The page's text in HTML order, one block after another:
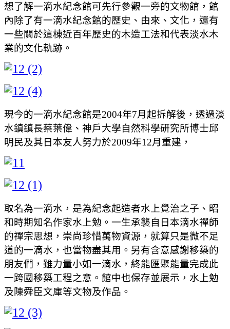
想了解一滴水紀念館可先行參觀一旁的文物館，館
內除了有一滴水紀念館的歷史、由來、文化，還有
一些關於這棟近百年歷史的木造工法和代表淡水木
業的文化軌跡。
現今的一滴水紀念館是2004年7月起拆解後，透過淡
水鎮鎮長蔡葉偉、神戶大學自然科學研究所博士邱
明民及其日本友人努力於2009年12月重建，
取名為一滴水，是為紀念起造者水上覺治之子、昭
和時期知名作家水上勉。一生承襲自日本滴水禪師
的禪宗思想，崇尚珍惜萬物資源，就算只是微不足
道的一滴水，也當物盡其用。另有含意感謝移築的
朋友們，雖力量小如一滴水，終能匯聚能量完成此
一跨國移築工程之意。館中也保存並展示，水上勉
及陳舜臣文庫等文物及作品。